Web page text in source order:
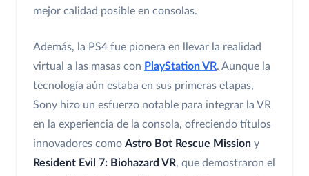
mejor calidad posible en consolas.
Además, la PS4 fue pionera en llevar la realidad
virtual a las masas con PlayStation VR. Aunque la
tecnología aún estaba en sus primeras etapas,
Sony hizo un esfuerzo notable para integrar la VR
en la experiencia de la consola, ofreciendo títulos
innovadores como Astro Bot Rescue Mission y
Resident Evil 7: Biohazard VR, que demostraron el